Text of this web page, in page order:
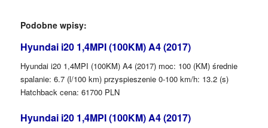
Podobne wpisy:
Hyundai i20 1,4MPI (100KM) A4 (2017)
Hyundai i20 1,4MPI (100KM) A4 (2017) moc: 100 (KM) średnie
spalanie: 6.7 (l/100 km) przyspieszenie 0-100 km/h: 13.2 (s)
Hatchback cena: 61700 PLN
Hyundai i20 1,4MPI (100KM) A4 (2017)